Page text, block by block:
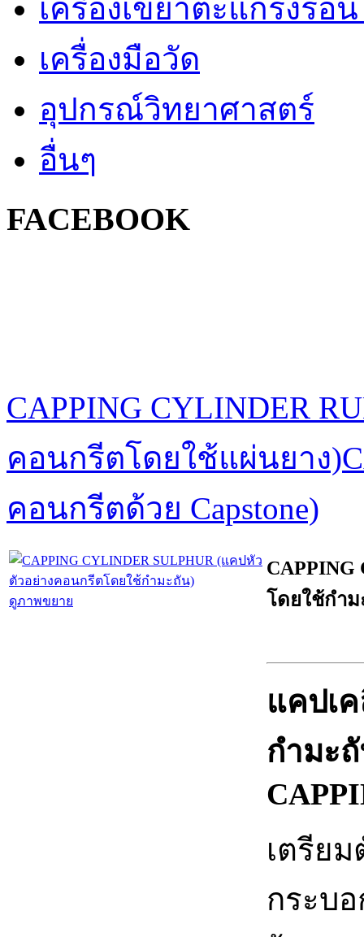
เครื่องเขย่าตะแกรงร่อ
เครื่องมือวัด
อุปกรณ์วิทยาศาสตร์
อื่นๆ
FACEBOOK
CAPPING CYLINDER
คอนกรีตโดยใช้แผ่นยาง)
คอนกรีตด้วย Capstone)
ดูภาพขยาย
โดยใช้กำ
แคปเ
กำมะ
เตรีย
กระบ